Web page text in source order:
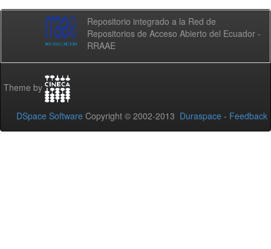
Repositorio integrado a la Red de
Repositorios de Acceso Abierto del Ecuador -
RRAAE
Theme by
DSpace Software Copyright © 2002-2013 Duraspace - Feedback